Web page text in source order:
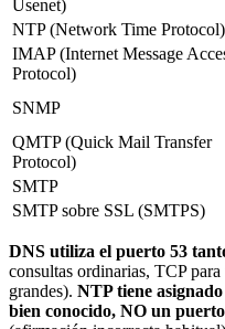
Usenet)
NTP (Network Time Protocol)
IMAP (Internet Message
Protocol)
SNMP
QMTP (Quick Mail Transfer
Protocol)
SMTP
SMTP sobre SSL (SMTPS)
DNS utiliza el puerto 53
consultas ordinarias, TCP
grandes). NTP tiene
bien conocido, NO un